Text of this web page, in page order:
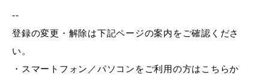
観光・飲食
場面から探す
--
登録の変更・解除は下記ページの案内をご確認くださ
い。
・スマートフォン／パソコンをご利用の方はこちらか